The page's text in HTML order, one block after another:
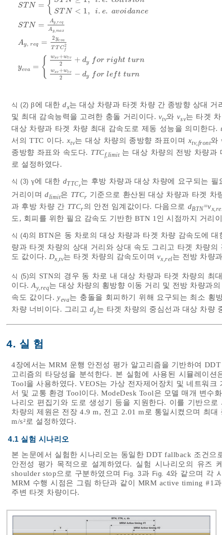
ST N = { ST N < 1,
i. e. avoidance
ST N = Ay ,req
Ay,max
Ay, req = 2 yeva
TTC2
f
yeva = { wsv +wtv
2 + dy for right turn
wsv +wtv
2 − dy for le ft turn
ST N≥1
식 (2) β에 대한dx는 대상 차량과 타겟 차량 간 종방향 상대 거
및 최대 감속능력을 고려한 충돌 거리이다. vtv와 vsv는 타겟
대상 차량과 타겟 차량 최대 감속도로 제동 성능을 의미한다.
서의 TTC 이다. xtv는 대상 차량의 종방향 좌표이며 xtv,front와
종방향 좌표와 속도다. TTCf,limit는 대상 차량의 전방 차량과
로 설정하였다.
식 (3) γ에 대한 dTTCr
는 후방 차량과 대상 차량에 요구되는
거리이며dlimit은 TTCr 기준으로 환산된 대상 차량과 타겟
과 후방 차량 간 TTCr의 안전 임계값이다. 다음으로 dBTN=vx,
도, 회피를 위한 필요 감속도 기반한 BTN 1인 시점까지 거리
식 (4)의 BTN은 동 차로의 대상 차량과 타겟 차량 감속도에
량과 타겟 차량의 상대 거리와 상대 속도 그리고 타겟 차량
도 값이다. Dx,tv는 타겟 차량의 감속도이며 vx,rel는 전방 차량
식 (5)의 STN의 경우 동 차로 내 대상 차량과 타겟 차량의 최
이다.Ay,req는 대상 차량의 횡방향 이동 거리 및 전방 차량과
속도 값이다.yeva는 충돌을 회피하기 위해 요구되는 최소 횡
차량 너비이다. 그리고 dy는 타겟 차량의 중심선과 대상 차량
4. 실 험
4장에서는 MRM 운행 안전성 평가 알고리즘을 기반하여
고리즘의 타당성을 분석한다. 본 실험에 사용된 시뮬레이
Tool을 사용하였다. VEOS는 가상 전자제어장치 및 네트워
서 및 교통 환경 Tool이다. ModeDesk Tool은 모델 매개 변수
나리오 편집기와 도로 생성기 등을 지원한다. 이를 기반으
차량의 제원은 전장 4.9 m, 전고 2.01 m로 통일시켰으며 최
m/s²로 설정하였다.
4.1 실험 시나리오
본 논문에서 실험한 시나리오는 동일한 DDT fallback 조건
안전성 평가 목적으로 설계하였다. 실험 시나리오의 유즈
shoulder stop으로 구분하였으며
Fig. 3과 Fig. 4와 같으며 각
MRM 수행 시점은 그림 하단과 같이 MRM active timing #1
주변 타겟 차량이다.